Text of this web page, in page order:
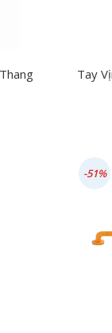
Tay
-51%